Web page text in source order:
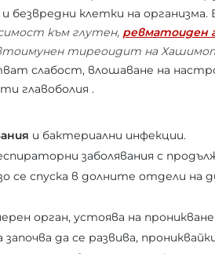
безвредни клетки на организма.
към глутен, ревматоиден
тиреоидит на
слабост, влошаване на
главоболия .
и бактериални инфекции.
заболявания с
се спуска в долните отдели на
орган, устоява на
да се развива,